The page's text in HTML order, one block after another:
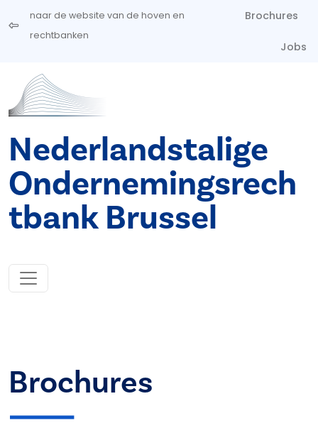
Overslaan en naar de inhoud gaan
naar de website van de hoven en
rechtbanken
Brochures
Jobs
Nederlandstalige
Ondernemingsrech
tbank Brussel
Brochures